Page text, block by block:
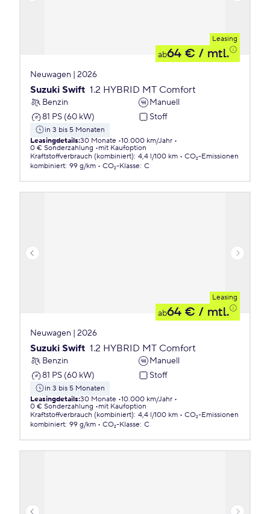
Leasing
ab64 € / mtl.
Neuwagen | 2026
Suzuki Swift 1.2 HYBRID MT Comfort
Benzin
Manuell
81 PS (60 kW)
Stoff
in 3 bis 5 Monaten
Leasingdetails:30 Monate 10.000 km/Jahr
0 € Sonderzahlung
mit Kaufoption
Kraftstoffverbrauch (kombiniert): 4,4 l/100 km
CO₂-Emissionen
kombiniert: 99 g/km CO₂-Klasse: C
Leasing
ab64 € / mtl.
Neuwagen | 2026
Suzuki Swift 1.2 HYBRID MT Comfort
Benzin
Manuell
81 PS (60 kW)
Stoff
in 3 bis 5 Monaten
Leasingdetails:30 Monate 10.000 km/Jahr
0 € Sonderzahlung
mit Kaufoption
Kraftstoffverbrauch (kombiniert): 4,4 l/100 km
CO₂-Emissionen
kombiniert: 99 g/km CO₂-Klasse: C